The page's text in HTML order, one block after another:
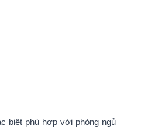
biệt phù hợp với phòng ngủ